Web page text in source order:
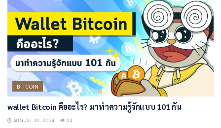
BITCOIN
wallet Bitcoin คืออะไร? มาทำความรู้จักแบบ 101 กัน
AUGUST 20, 2024 64